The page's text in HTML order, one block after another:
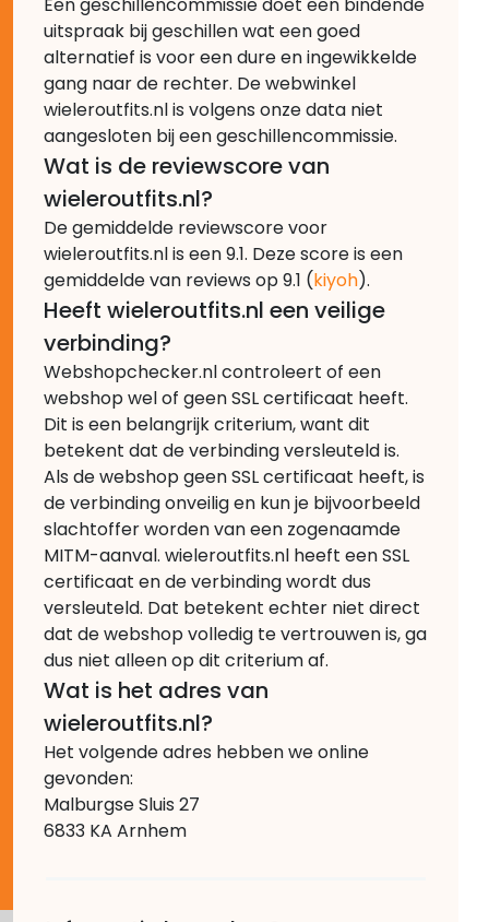
uitspraak bij geschillen wat een goed
alternatief is voor een dure en ingewikkelde
gang naar de rechter. De webwinkel
wieleroutfits.nl is volgens onze data niet
aangesloten bij een geschillencommissie.
Wat is de reviewscore van
wieleroutfits.nl?
De gemiddelde reviewscore voor
wieleroutfits.nl is een 9.1. Deze score is een
gemiddelde van reviews op 9.1 (kiyoh).
Heeft wieleroutfits.nl een veilige
verbinding?
Webshopchecker.nl controleert of een
webshop wel of geen SSL certificaat heeft.
Dit is een belangrijk criterium, want dit
betekent dat de verbinding versleuteld is.
Als de webshop geen SSL certificaat heeft, is
de verbinding onveilig en kun je bijvoorbeeld
slachtoffer worden van een zogenaamde
MITM-aanval. wieleroutfits.nl heeft een SSL
certificaat en de verbinding wordt dus
versleuteld. Dat betekent echter niet direct
dat de webshop volledig te vertrouwen is, ga
dus niet alleen op dit criterium af.
Wat is het adres van
wieleroutfits.nl?
Het volgende adres hebben we online
gevonden:
Malburgse Sluis 27
6833 KA Arnhem